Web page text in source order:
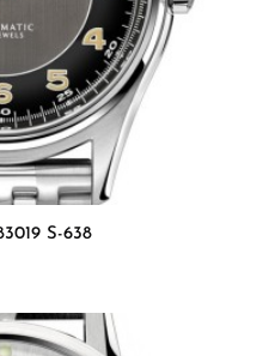
S-638